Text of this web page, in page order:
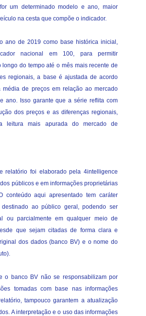
um determinado modelo e ano, maior
na cesta que compõe o indicador.
ano de 2019 como base histórica inicial,
nacional em 100, para permitir
longo do tempo até o mês mais recente de
regionais, a base é ajustada de acordo
média de preços em relação ao mercado
ano. Isso garante que a série reflita com
dos preços e as diferenças regionais,
leitura mais apurada do mercado de
relatório foi elaborado pela 4intelligence
públicos e em informações proprietárias
conteúdo aqui apresentado tem caráter
ao público geral, podendo ser
ou parcialmente em qualquer meio de
que sejam citadas de forma clara e
dos dados (banco BV) e o nome do
o banco BV não se responsabilizam por
tomadas com base nas informações
tampouco garantem a atualização
A interpretação e o uso das informações